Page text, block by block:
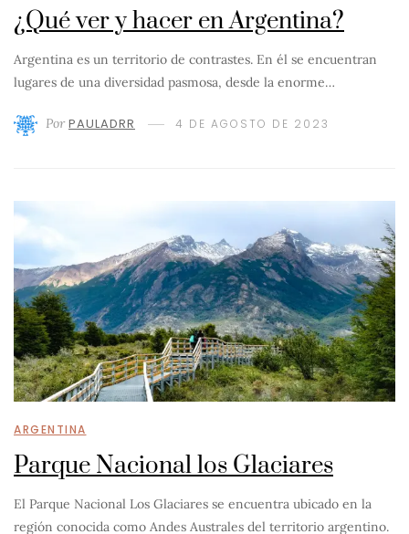
¿Qué ver y hacer en Argentina?
Argentina es un territorio de contrastes. En él se encuentran
lugares de una diversidad pasmosa, desde la enorme…
Por PAULADRR 4 DE AGOSTO DE 2023
ARGENTINA
Parque Nacional los Glaciares
El Parque Nacional Los Glaciares se encuentra ubicado en la
región conocida como Andes Australes del territorio argentino.